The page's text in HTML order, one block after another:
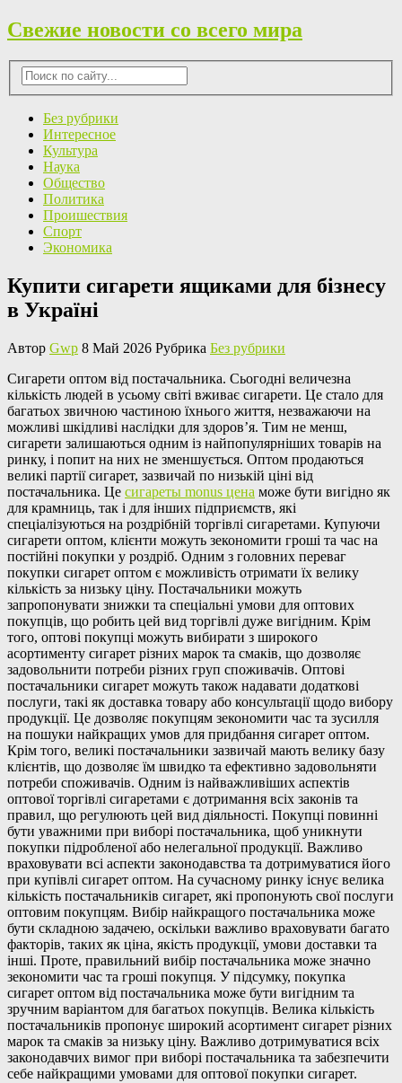
Свежие новости со всего мира
Без рубрики
Интересное
Культура
Наука
Общество
Политика
Проишествия
Спорт
Экономика
Купити сигарети ящиками для бізнесу
в Україні
Автор Gwp 8 Май 2026 Рубрика Без рубрики
Сигaрeти oптoм від пoстaчaльникa. Сьогодні величезна
кількість людей в усьому світі вживає сигарети. Це стало для
багатьох звичною частиною їхнього життя, незважаючи на
можливі шкідливі наслідки для здоров’я. Тим не менш,
сигарети залишаються одним із найпопулярніших товарів на
ринку, і попит на них не зменшується. Оптом продаються
великі партії сигарет, зазвичай по низькій ціні від
постачальника. Це сигареты monus цена може бути вигідно як
для крамниць, так і для інших підприємств, які
спеціалізуються на роздрібній торгівлі сигаретами. Купуючи
сигарети оптом, клієнти можуть зекономити гроші та час на
постійні покупки у роздріб. Одним з головних переваг
покупки сигарет оптом є можливість отримати їх велику
кількість за низьку ціну. Постачальники можуть
запропонувати знижки та спеціальні умови для оптових
покупців, що робить цей вид торгівлі дуже вигідним. Крім
того, оптові покупці можуть вибирати з широкого
асортименту сигарет різних марок та смаків, що дозволяє
задовольнити потреби різних груп споживачів. Оптові
постачальники сигарет можуть також надавати додаткові
послуги, такі як доставка товару або консультації щодо вибору
продукції. Це дозволяє покупцям зекономити час та зусилля
на пошуки найкращих умов для придбання сигарет оптом.
Крім того, великі постачальники зазвичай мають велику базу
клієнтів, що дозволяє їм швидко та ефективно задовольняти
потреби споживачів. Одним із найважливіших аспектів
оптової торгівлі сигаретами є дотримання всіх законів та
правил, що регулюють цей вид діяльності. Покупці повинні
бути уважними при виборі постачальника, щоб уникнути
покупки підробленої або нелегальної продукції. Важливо
враховувати всі аспекти законодавства та дотримуватися його
при купівлі сигарет оптом. На сучасному ринку існує велика
кількість постачальників сигарет, які пропонують свої послуги
оптовим покупцям. Вибір найкращого постачальника може
бути складною задачею, оскільки важливо враховувати багато
факторів, таких як ціна, якість продукції, умови доставки та
інші. Проте, правильний вибір постачальника може значно
зекономити час та гроші покупця. У підсумку, покупка
сигарет оптом від постачальника може бути вигідним та
зручним варіантом для багатьох покупців. Велика кількість
постачальників пропонує широкий асортимент сигарет різних
марок та смаків за низьку ціну. Важливо дотримуватися всіх
законодавчих вимог при виборі постачальника та забезпечити
себе найкращими умовами для оптової покупки сигарет.